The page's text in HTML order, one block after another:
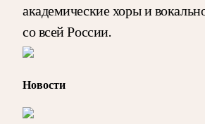
академические хоры и
со всей России.
Новости